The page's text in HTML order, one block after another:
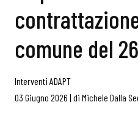
comune del
Interventi ADAPT
03 Giugno 2026 | di Michele Dalla